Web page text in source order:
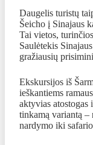
Daugelis turistų
Šeicho į Sinajaus
Tai vietos,
Saulėtekis
gražiausių
Ekskursijos iš
ieškantiems
aktyvias
tinkamą variantą
nardymo iki